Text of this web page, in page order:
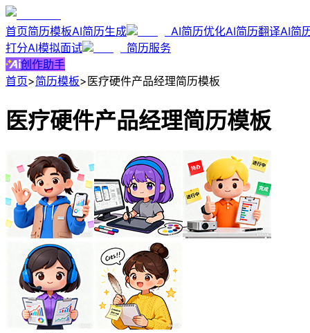
首页简历模板AI简历生成 AI简历优化AI简历翻译AI简
打分AI模拟面试
简历服务
创作助手
首页>简历模板> 医疗硬件产品经理简历模板
医疗硬件产品经理简历模板